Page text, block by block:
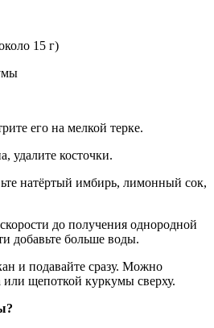
15 г)
его на мелкой терке.
удалите косточки.
натёртый имбирь, лимонный сок,
до получения однородной
добавьте больше воды.
и подавайте сразу. Можно
или щепоткой куркумы сверху.